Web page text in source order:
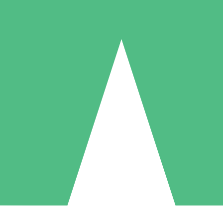
Individuelle Credit-Pakete
nach Bedarf mit Download-Credits. Keine monatliche Verpflichtung